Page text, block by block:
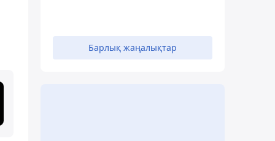
Барлық жаңалықтар